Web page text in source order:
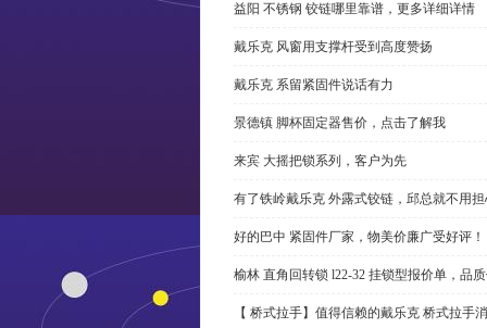
益阳 不锈钢 铰链哪里靠谱，更多详细详情
戴乐克 风窗用支撑杆受到高度赞扬
戴乐克 系留紧固件说话有力
景德镇 脚杯固定器售价，点击了解我
来宾 大摇把锁系列，客户为先
有了铁岭戴乐克 外露式铰链，邱总就不用
好的巴中 紧固件厂家，物美价廉广受好评！
榆林 直角回转锁 l22-32 挂锁型报价单，品
【 桥式拉手】值得信赖的戴乐克 桥式拉手